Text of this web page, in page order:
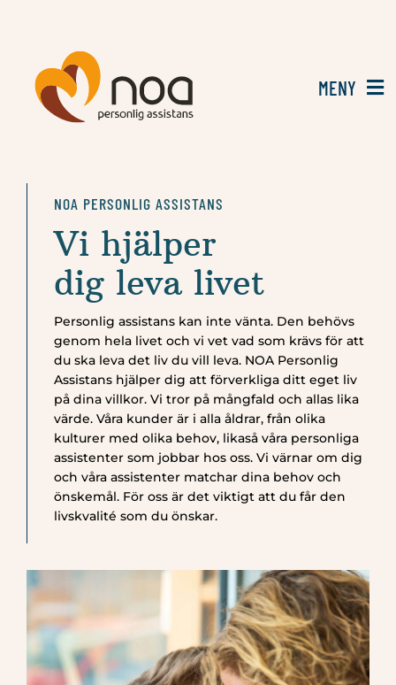
MENY
Kundberättelser
Om oss
Lediga tjänster
Kontakt
Logga in
NOA PERSONLIG ASSISTANS
Vi hjälper
dig leva livet
Personlig assistans kan inte vänta. Den behövs
genom hela livet och vi vet vad som krävs för att
du ska leva det liv du vill leva. NOA Personlig
Assistans hjälper dig att förverkliga ditt eget liv
på dina villkor. Vi tror på mångfald och allas lika
värde. Våra kunder är i alla åldrar, från olika
kulturer med olika behov, likaså våra personliga
assistenter som jobbar hos oss. Vi värnar om dig
och våra assistenter matchar dina behov och
önskemål. För oss är det viktigt att du får den
livskvalité som du önskar.